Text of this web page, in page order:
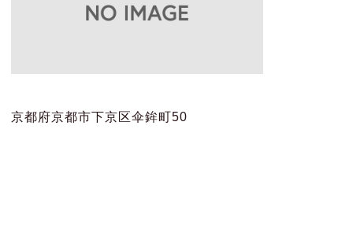
京都府京都市下京区伞鉾町50